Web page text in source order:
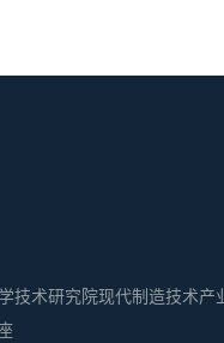
术研究院现代制造技术产